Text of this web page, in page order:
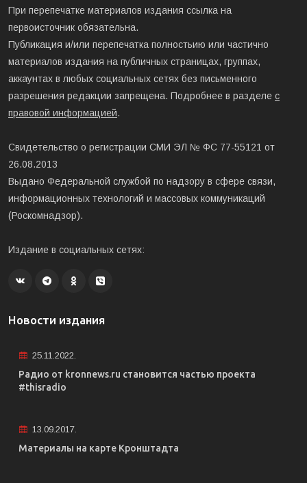
При перепечатке материалов издания ссылка на
первоисточник обязательна.
Публикация и/или перепечатка полностьию или частично
материалов издания на публичных страницах, группах,
аккаунтах в любых социальных сетях без письменного
разрешения редакции запрещена. Подробнее в разделе с
правовой информацией.
Свидетельство о регистрации СМИ ЭЛ № ФС 77-55121 от
26.08.2013
Выдано Федеральной службой по надзору в сфере связи,
информационных технологий и массовых коммуникаций
(Роскомнадзор).
Издание в социальных сетях:
Новости издания
25.11.2022.
Радио от kronnews.ru становится частью проекта
#thisradio
13.09.2017.
Материалы на карте Кронштадта